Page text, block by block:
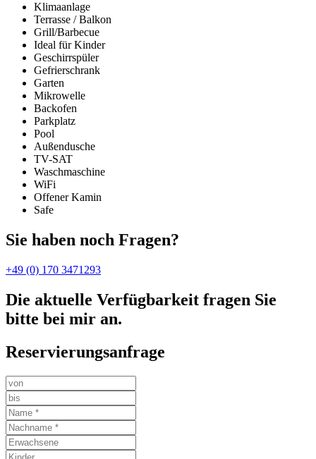
Klimaanlage
Terrasse / Balkon
Grill/Barbecue
Ideal für Kinder
Geschirrspüler
Gefrierschrank
Garten
Mikrowelle
Backofen
Parkplatz
Pool
Außendusche
TV-SAT
Waschmaschine
WiFi
Offener Kamin
Safe
Sie haben noch Fragen?
+49 (0) 170 3471293
Die aktuelle Verfügbarkeit fragen Sie
bitte bei mir an.
Reservierungsanfrage